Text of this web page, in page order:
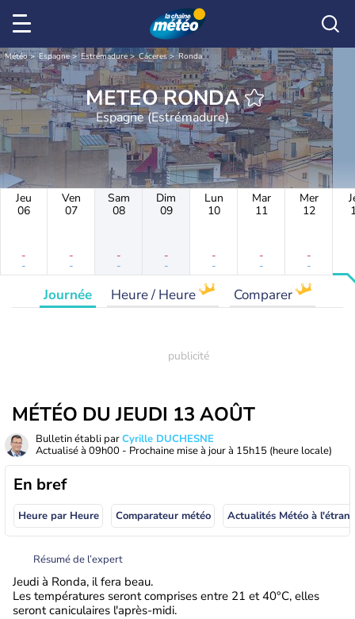
Météo Espagne Estrémadure Cáceres Ronda
METEO RONDA
Espagne (Estrémadure)
Jeu
06
-
-
Ven
07
-
-
Sam
08
-
-
Dim
09
-
-
Lun
10
-
-
Mar
11
-
-
Mer
12
-
-
Journée Heure / Heure Comparer
MÉTÉO DU JEUDI 13 AOÛT
Bulletin établi parCyrille DUCHESNE
Actualisé à 09h00 - Prochaine mise à jour à 15h15 (heure locale)
En bref
Heure par Heure Comparateur météo
Résumé de l’expert
Jeudi à Ronda, il fera beau.
Les températures seront comprises entre 21 et 40°C, elles
seront caniculaires l'après-midi.